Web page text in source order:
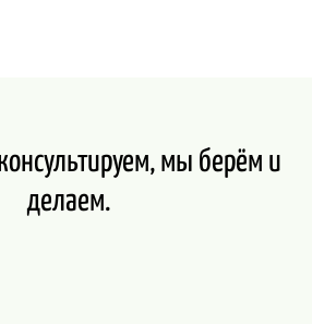
мы берём и
делаем.